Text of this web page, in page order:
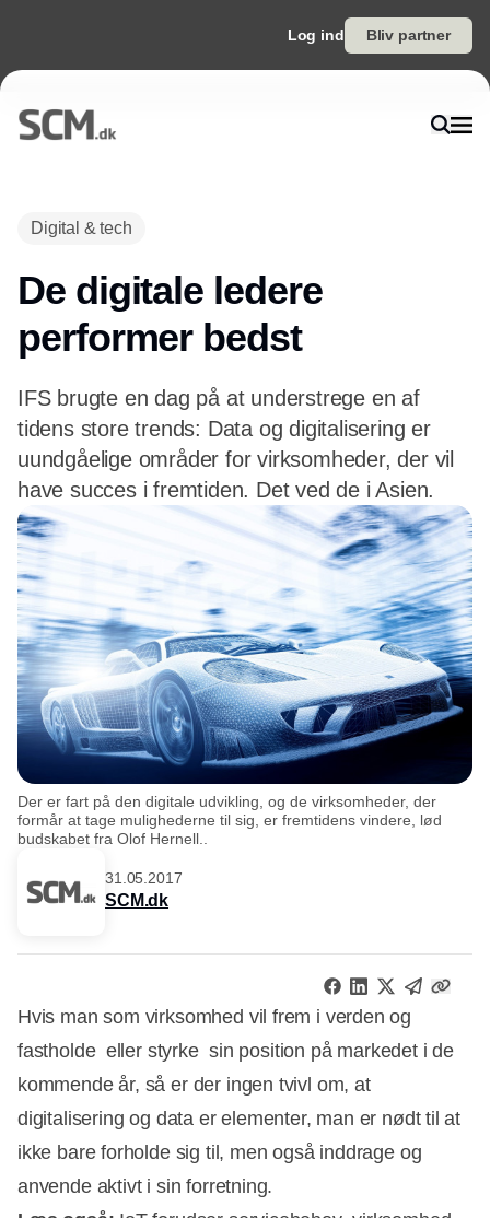
Log ind Bliv partner
Digital & tech
De digitale ledere
performer bedst
IFS brugte en dag på at understrege en af
tidens store trends: Data og digitalisering er
uundgåelige områder for virksomheder, der vil
have succes i fremtiden. Det ved de i Asien.
Der er fart på den digitale udvikling, og de virksomheder, der
formår at tage mulighederne til sig, er fremtidens vindere, lød
budskabet fra Olof Hernell..
31.05.2017
SCM.dk
Hvis man som virksomhed vil frem i verden og
fastholde  eller styrke  sin position på markedet i de
kommende år, så er der ingen tvivl om, at
digitalisering og data er elementer, man er nødt til at
ikke bare forholde sig til, men også inddrage og
anvende aktivt i sin forretning.